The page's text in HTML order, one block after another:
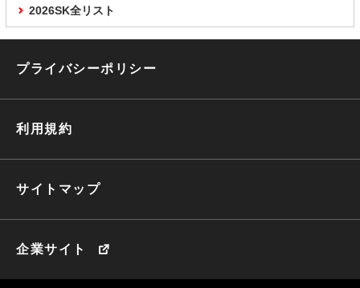
2026SK全リスト
プライバシーポリシー
利用規約
サイトマップ
企業サイト